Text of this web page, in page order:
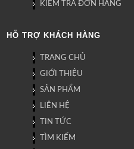
KIỂM TRA ĐƠN HÀNG
HỖ TRỢ KHÁCH HÀNG
TRANG CHỦ
GIỚI THIỆU
SẢN PHẨM
LIÊN HỆ
TIN TỨC
TÌM KIẾM